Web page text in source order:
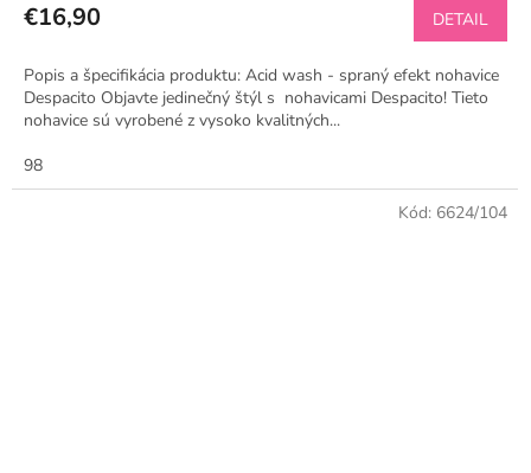
€16,90 DETAIL
Popis a špecifikácia produktu: Acid wash - spraný efekt nohavice
Despacito Objavte jedinečný štýl s nohavicami Despacito! Tieto
nohavice sú vyrobené z vysoko kvalitných...
98
Kód: 6624/104